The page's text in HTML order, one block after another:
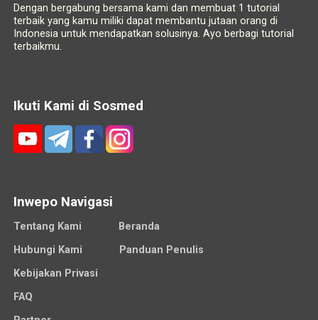
Dengan bergabung bersama kami dan membuat 1 tutorial
terbaik yang kamu miliki dapat membantu jutaan orang di
Indonesia untuk mendapatkan solusinya. Ayo berbagi tutorial
terbaikmu.
Ikuti Kami di Sosmed
Inwepo Navigasi
Tentang Kami
Beranda
Hubungi Kami
Panduan Penulis
Kebijakan Privasi
FAQ